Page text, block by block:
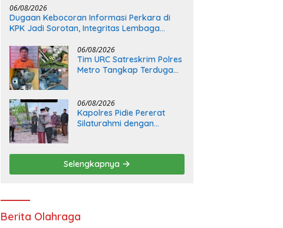
06/08/2026
Dugaan Kebocoran Informasi Perkara di
KPK Jadi Sorotan, Integritas Lembaga
06/08/2026
Tim URC Satreskrim Polres
Metro Tangkap Terduga
Bermula dari Restorasi
Vespa
06/08/2026
Kapolres Pidie Pererat
Silaturahmi dengan
Semarakkan HUT RI ke-81
Selengkapnya
Berita Olahraga